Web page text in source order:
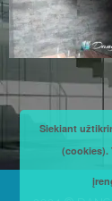
Siekiant
(cookies).